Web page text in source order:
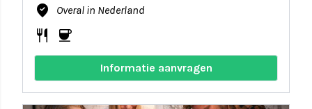
where_to_vote Overal in Nederland
restaurant coffee
Informatie aanvragen